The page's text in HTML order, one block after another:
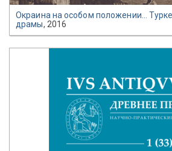
Окраина на особом положении…
драмы, 2016